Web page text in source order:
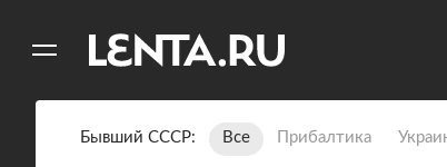
Бывший СССР Все Прибалтика